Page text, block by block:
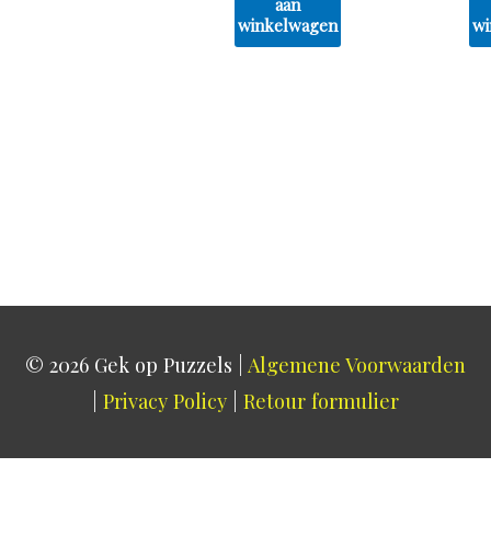
winkelwagen
© 2026 Gek op Puzzels
Algemene Voorwaarden
Privacy Policy Retour formulier